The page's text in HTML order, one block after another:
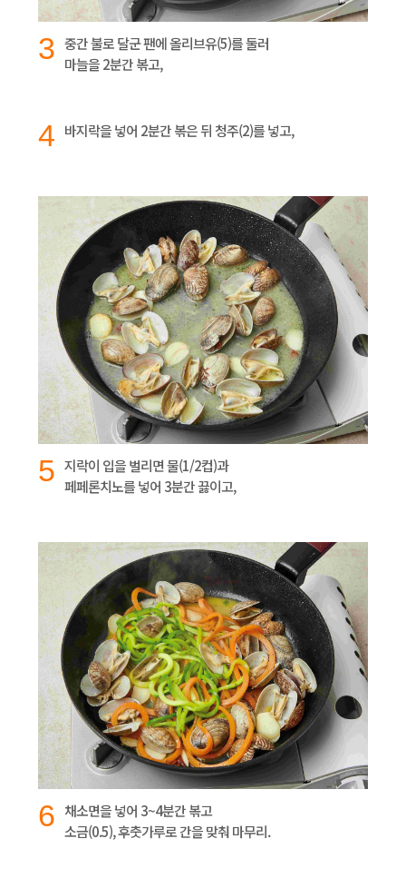
3 중간 불로 달군 팬에 올리브유(5)를 둘러
마늘을 2분간 볶고,
4 바지락을 넣어 2분간 볶은 뒤 청주(2)를 넣고,
5 지락이 입을 벌리면 물(1/2컵)과
페페론치노를 넣어 3분간 끓이고,
6 채소면을 넣어 3~4분간 볶고
소금(0.5), 후춧가루로 간을 맞춰 마무리.